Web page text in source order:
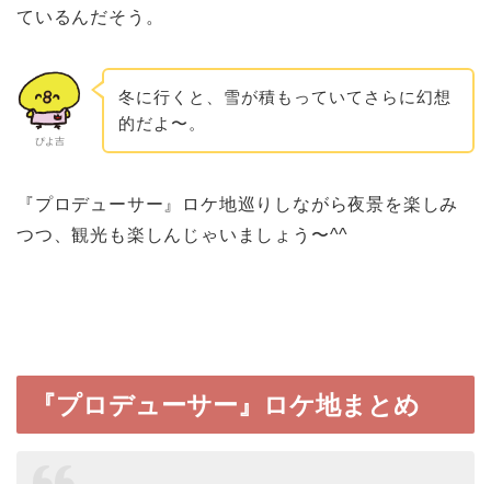
ているんだそう。
ぴよ吉
冬に行くと、雪が積もっていてさらに幻想
的だよ〜。
『プロデューサー』ロケ地巡りしながら夜景を楽しみ
つつ、観光も楽しんじゃいましょう〜^^
『プロデューサー』ロケ地まとめ